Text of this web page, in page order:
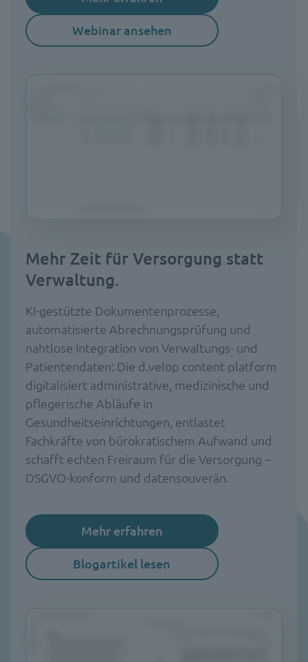
Webinar ansehen
Mehr Zeit für Versorgung statt
Verwaltung.
KI-gestützte Dokumentenprozesse,
automatisierte Abrechnungsprüfung und
nahtlose Integration von Verwaltungs- und
Patientendaten: Die d.velop content platform
digitalisiert administrative, medizinische und
pflegerische Abläufe in
Gesundheitseinrichtungen, entlastet
Fachkräfte von bürokratischem Aufwand und
schafft echten Freiraum für die Versorgung –
DSGVO-konform und datensouverän.
Mehr erfahren
Blogartikel lesen